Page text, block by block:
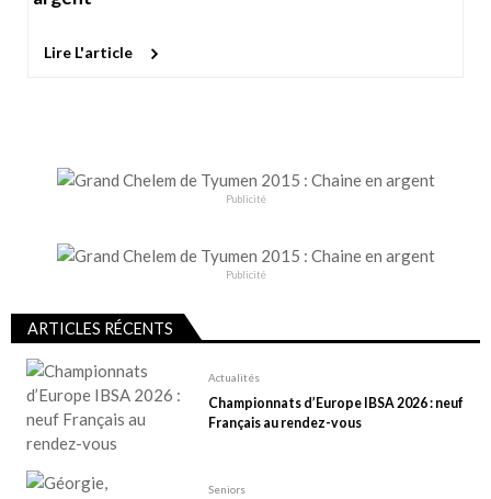
Lire L'article
Publicité
Publicité
ARTICLES RÉCENTS
Actualités
Championnats d’Europe IBSA 2026 : neuf
Français au rendez-vous
Seniors